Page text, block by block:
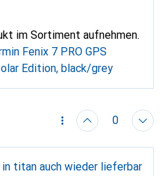
im Sortiment aufnehmen.
Fenix 7 PRO GPS
Edition, black/grey
0
titan auch wieder lieferbar